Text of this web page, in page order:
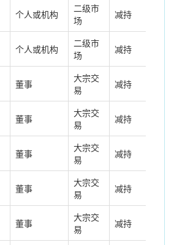
个人或机构
二级市
场
减持
个人或机构
二级市
场
减持
董事
大宗交
易
减持
董事
大宗交
易
减持
董事
大宗交
易
减持
董事
大宗交
易
减持
董事
大宗交
易
减持